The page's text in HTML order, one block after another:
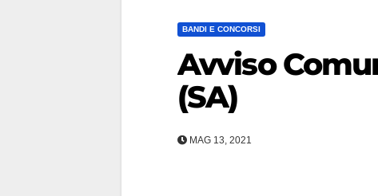
BANDI E CONCORSI
Avviso
(SA)
MAG 13, 2021